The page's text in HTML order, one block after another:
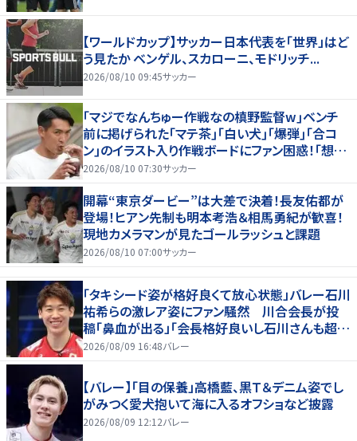
【ワールドカップ】サッカー日本代表を「世界」はど
う見たか ベンゲル、スカローニ、モドリッチ...
2026/08/10 09:45サッカー
｢マジでなんちゅー作戦なの槙野監督w｣ベンチ
前に掲げられた｢マテ茶｣｢白い犬｣｢爆弾｣｢合コ
ン｣のイラスト入り作戦ボードにファン困惑！｢想像
よりデカくて吹いた｣
2026/08/10 07:30サッカー
開幕“東京ダービー”は大差で決着！長友佑都が
登場！ヒアン先制も明本考浩＆相馬勇紀が歓喜！
現地カメラマンが見たゴールラッシュと課題
2026/08/10 07:00サッカー
「タキシード姿が格好良くて放心状態」バレー石川
祐希らの激レア姿にファン騒然 川合会長が投
稿「鼻血が出る」「会長格好良いし石川さんも超格
好いい」
2026/08/09 16:48バレー
【バレー】「目の保養」高橋藍、黒Ｔ＆デニム姿でし
がみつく愛犬抱いて海に入るオフショなど披露
2026/08/09 12:12バレー